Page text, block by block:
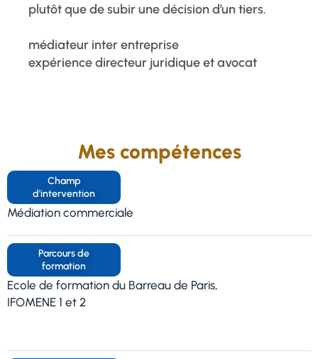
plutôt que de subir une décision d’un tiers.
médiateur inter entreprise
expérience directeur juridique et avocat
Mes compétences
Champ
d'intervention
Médiation commerciale
Parcours de
formation
Ecole de formation du Barreau de Paris,
IFOMENE 1 et 2